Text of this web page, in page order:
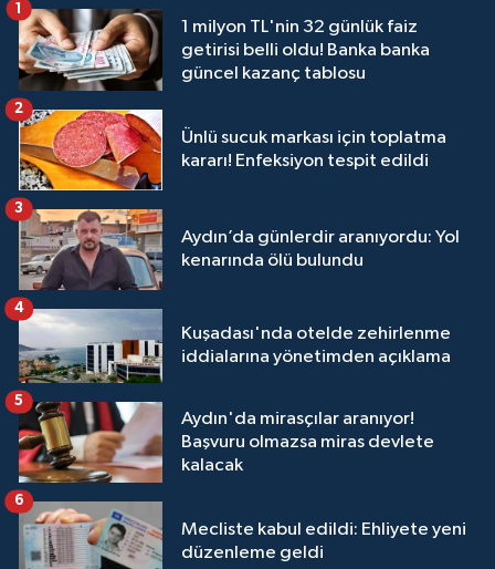
1 milyon TL'nin 32 günlük faiz
getirisi belli oldu! Banka banka
güncel kazanç tablosu
1
Ünlü sucuk markası için toplatma
kararı! Enfeksiyon tespit edildi
2
Aydın’da günlerdir aranıyordu: Yol
kenarında ölü bulundu
3
Kuşadası'nda otelde zehirlenme
iddialarına yönetimden açıklama
4
Aydın'da mirasçılar aranıyor!
Başvuru olmazsa miras devlete
kalacak
5
Mecliste kabul edildi: Ehliyete yeni
düzenleme geldi
6